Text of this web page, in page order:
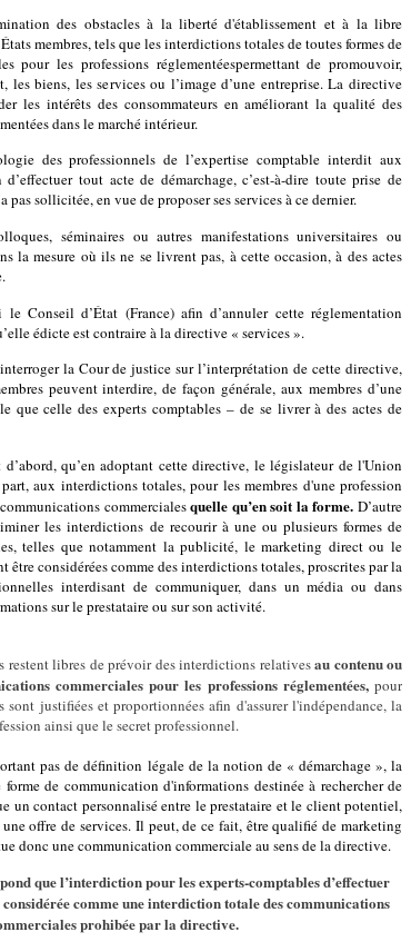
des obstacles à la liberté d'établissement et à la libre
membres, tels que les interdictions totales de toutes formes de
pour les professions réglementéespermettant de promouvoir,
les biens, les services ou l’image d’une entreprise. La directive
les intérêts des consommateurs en améliorant la qualité des
dans le marché intérieur.
des professionnels de l’expertise comptable interdit aux
tout acte de démarchage, c’est-à-dire toute prise de
pas sollicitée, en vue de proposer ses services à ce dernier.
séminaires ou autres manifestations universitaires ou
la mesure où ils ne se livrent pas, à cette occasion, à des actes
Conseil d’État (France) afin d’annuler cette réglementation
édicte est contraire à la directive « services ».
la Cour de justice sur l’interprétation de cette directive,
peuvent interdire, de façon générale, aux membres d’une
que celle des experts comptables – de se livrer à des actes de
qu’en adoptant cette directive, le législateur de l'Union
aux interdictions totales, pour les membres d'une profession
commercialesquelle qu’en soit la forme.D’autre
les interdictions de recourir à une ou plusieurs formes de
telles que notamment la publicité, le marketing direct ou le
être considérées comme des interdictions totales, proscrites par la
interdisant de communiquer, dans un média ou dans
sur le prestataire ou sur son activité.
restent libres de prévoir des interdictions relativesau contenu ou
commerciales pour les professions réglementées, pour
sont justifiées et proportionnées afin d'assurer l'indépendance, la
ainsi que le secret professionnel.
pas de définition légale de la notion de « démarchage », la
de communication d'informations destinée à rechercher de
un contact personnalisé entre le prestataire et le client potentiel,
offre de services. Il peut, de ce fait, être qualifié de marketing
donc une communication commerciale au sens de la directive.
que l’interdiction pour les experts-comptables d’effectuer
comme une interdiction totale des communications
prohibée par la directive.